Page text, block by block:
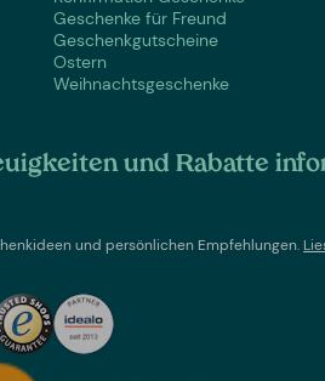
Geschenke für Freund
Geschenkgutscheine
Ostern
Weihnachtsgeschenke
und Rabatte
und persönlichen Empfehlungen.